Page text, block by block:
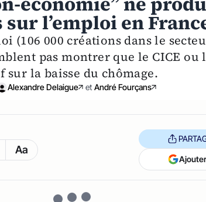
l’emploi en
(106 000 créations dans le
pas montrer que le CICE
la baisse du chômage.
Alexandre Delaigue et André Fourçans
Aa